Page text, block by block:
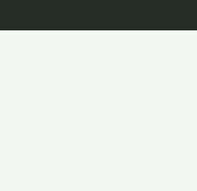
Kayira